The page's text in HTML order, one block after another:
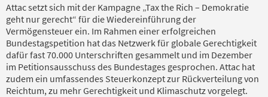
Attac setzt sich mit der Kampagne „Tax the Rich – Demokratie
geht nur gerecht“ für die Wiedereinführung der
Vermögensteuer ein. Im Rahmen einer erfolgreichen
Bundestagspetition hat das Netzwerk für globale Gerechtigkeit
dafür fast 70.000 Unterschriften gesammelt und im Dezember
im Petitionsausschuss des Bundestages gesprochen. Attac hat
zudem ein umfassendes Steuerkonzept zur Rückverteilung von
Reichtum, zu mehr Gerechtigkeit und Klimaschutz vorgelegt.